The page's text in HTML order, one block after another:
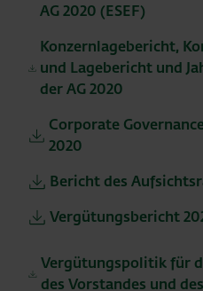
AG 2020 (ESEF)
Konzernlagebericht,
und Lagebericht und
der AG 2020
Corporate
2020
Bericht des
Vergütungsbericht
Vergütungspolitik für
des Vorstandes und